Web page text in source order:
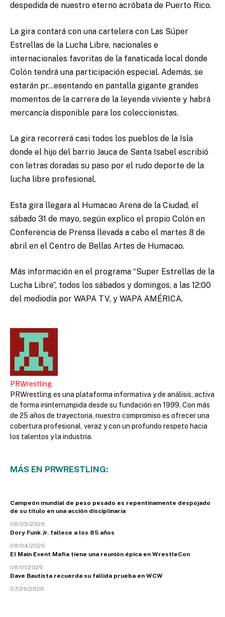
despedida de nuestro eterno acróbata de Puerto Rico.
La gira contará con una cartelera con Las Súper
Estrellas de la Lucha Libre, nacionales e
internacionales favoritas de la fanaticada local donde
Colón tendrá una participación especial. Además, se
estarán pr…esentando en pantalla gigante grandes
momentos de la carrera de la leyenda viviente y habrá
mercancía disponible para los coleccionistas.
La gira recorrerá casi todos los pueblos de la Isla
donde el hijo del barrio Jauca de Santa Isabel escribió
con letras doradas su paso por el rudo deporte de la
lucha libre profesional.
Esta gira llegara al Humacao Arena de la Ciudad, el
sábado 31 de mayo, según explico el propio Colón en
Conferencia de Prensa llevada a cabo el martes 8 de
abril en el Centro de Bellas Artes de Humacao.
Más información en el programa “Super Estrellas de la
Lucha Libre”, todos los sábados y domingos, a las 12:00
del mediodía por WAPA TV, y WAPA AMÉRICA.
PRWrestling
PRWrestling es una plataforma informativa y de análisis, activa
de forma ininterrumpida desde su fundación en 1999. Con más
de 25 años de trayectoria, nuestro compromiso es ofrecer una
cobertura profesional, veraz y con un profundo respeto hacia
los talentos y la industria.
MÁS EN PRWRESTLING:
Campeón mundial de peso pesado es repentinamente despojado
de su título en una acción disciplinaria
08/05/2026
Dory Funk Jr. fallece a los 85 años
08/04/2026
El Main Event Mafia tiene una reunión épica en WrestleCon
08/01/2026
Dave Bautista recuerda su fallida prueba en WCW
07/29/2026